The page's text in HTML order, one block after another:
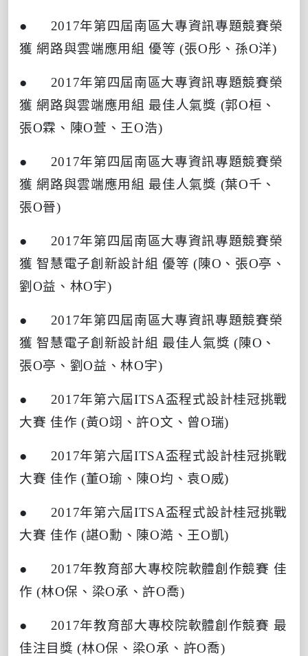
● 2017年第四屆南區大專資訊專題競賽榮
獲 網路與雲端應用組 優等 (張O彤、孫O洋)
● 2017年第四屆南區大專資訊專題競賽榮
獲 網路與雲端應用組 最佳人氣獎 (郭O桓、
張O霖、陳O萱、王O浩)
● 2017年第四屆南區大專資訊專題競賽榮
獲 網路與雲端應用組 最佳人氣獎 (葉O千、
張O晉)
● 2017年第四屆南區大專資訊專題競賽榮
獲 智慧電子創新設計組 優等 (陳O 、張O亭、
劉 O益、林O宇)
● 2017年第四屆南區大專資訊專題競賽榮
獲 智慧電子創新設計組 最佳人氣獎 (陳O 、
張O亭、劉O益、林O宇)
● 2017年第六屆ITSA盃程式設計桂冠挑戰
大賽 佳作 (黃O翊、許O文、曾O瑞)
● 2017年第六屆ITSA盃程式設計桂冠挑戰
大賽 佳作 (董O瑜、陳O均、袁O威)
● 2017年第六屆ITSA盃程式設計桂冠挑戰
大賽 佳作 (諶O勳、陳O澔、王O凱)
● 2017年教育部大專校院軟體創作競賽 佳
作 (林O保、梁O承、許O喬)
● 2017年教育部大專校院軟體創作競賽 最
佳注目獎 (林O保、梁O承、許O喬)